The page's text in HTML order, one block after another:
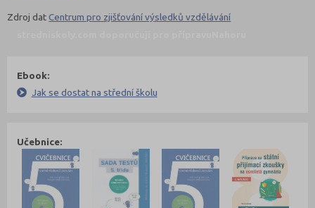
Zdroj datCentrum pro zjišťování výsledků vzdělávání
Ebook:
Jak se dostat na střední školu
Učebnice: